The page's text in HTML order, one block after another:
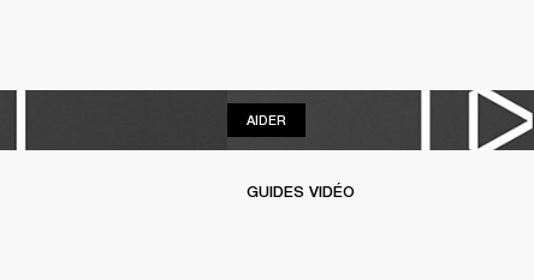
AIDER
GUIDES VIDÉO